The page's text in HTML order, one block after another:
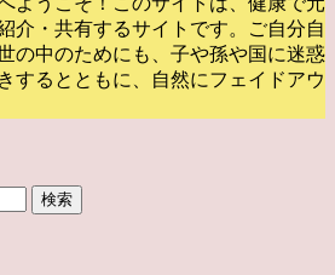
介・共有するサイトです。
ご自分自
の中のためにも、子や孫や国に迷惑
するとともに、自然にフェイドアウ